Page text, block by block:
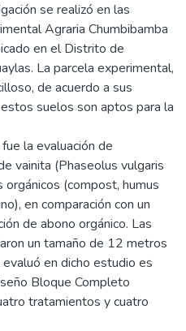
se realizó en las
Agraria Chumbibamba
en el Distrito de
La parcela experimental,
de acuerdo a sus
suelos son aptos para la
la evaluación de
vainita (Phaseolus vulgaris
orgánicos (compost, humus
en comparación con un
de abono orgánico. Las
un tamaño de 12 metros
en dicho estudio es
Bloque Completo
tratamientos y cuatro